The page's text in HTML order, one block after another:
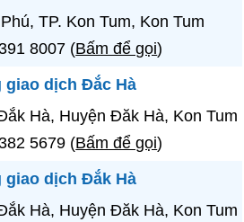
TP. Kon Tum, Kon Tum
8007 (Bấm để gọi)
giao dịch Đắc Hà
Hà, Huyện Đăk Hà, Kon Tum
5679 (Bấm để gọi)
giao dịch Đắk Hà
Hà, Huyện Đăk Hà, Kon Tum